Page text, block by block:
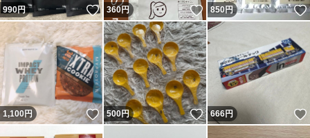
990円 いいね！
360円 いいね！
850 円
1,100円 いいね！
500円 いいね！
666円